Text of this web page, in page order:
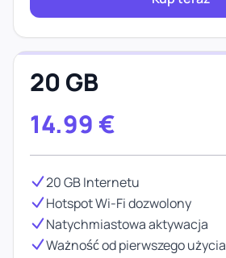
20 GB
14.99 €
20 GB Internetu
Hotspot Wi-Fi dozwolony
Natychmiastowa aktywacja
Ważność od pierwszego użycia